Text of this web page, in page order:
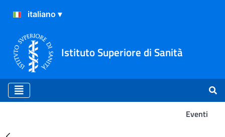
Istituto Superiore di Sanità
Eventi